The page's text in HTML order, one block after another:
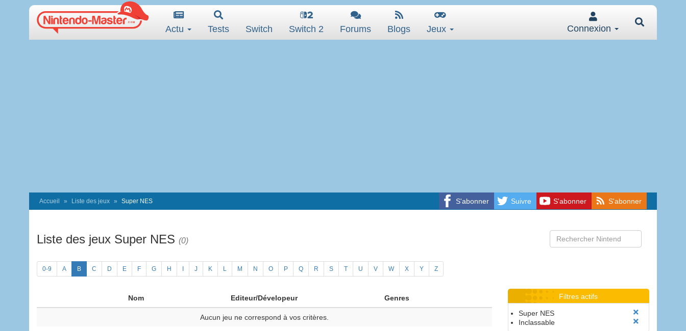
Actu Tests Switch Switch 2 Forums Blogs Jeux Connexion
S'abonner Suivre S'abonner S'abonner
Accueil Liste des jeux Super NES
Liste des jeux Super NES (0)
0-9 A B C D E F G H J K L M N O P Q R S T U V W X Y Z
Nom Editeur/Dévelopeur Genres
Aucun jeu ne correspond à vos critères.
Filtres actifs
Super NES
Inclassable